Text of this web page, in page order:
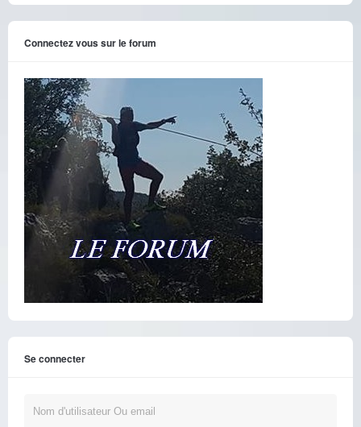
Connectez vous sur le forum
Se connecter